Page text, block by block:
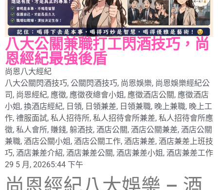
八大公關兼職打工閃酒技巧，尚
恩經紀最強後盾
尚恩八大經紀
八大公關閃酒技巧, 公關閃酒技巧, 尚恩娛樂, 尚恩娛樂經紀公
司 , 尚恩經紀, 應徵, 應徵夜總會小姐 , 應徵酒店公關, 應徵酒店
小姐 , 換酒店經紀, 日領, 日領兼差, 日領兼職, 晚上兼職, 晚上工
作, 禮服面試, 私人招待所, 私人招待會所兼差, 私人招待會所應
徵, 私人會所, 賺錢, 躲酒技, 酒店公關, 酒店公關兼差, 酒店公關
兼職, 酒店公關小姐 , 酒店公關工作, 酒店兼差, 酒店兼差上班技
巧, 酒店兼差介紹, 酒店兼差公關, 酒店兼差小姐 , 酒店兼差工作
29 5 月, 20265:44 下午